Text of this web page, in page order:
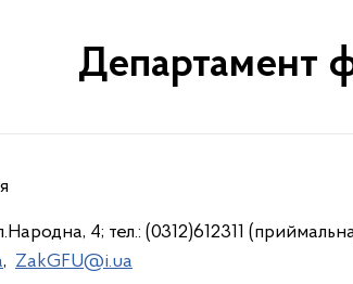
Департамент
4; тел.: (0312)612311
, ZakGFU@i.ua